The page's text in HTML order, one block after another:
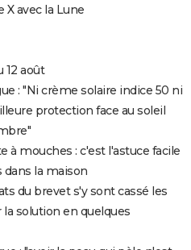
X avec la Lune
12 août
: "Ni crème solaire indice 50 ni
protection face au soleil
à mouches : c'est l'astuce facile
la maison
du brevet s'y sont cassé les
solution en quelques